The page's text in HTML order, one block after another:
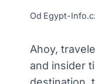
Od Egypt-
Ahoy,
and insider